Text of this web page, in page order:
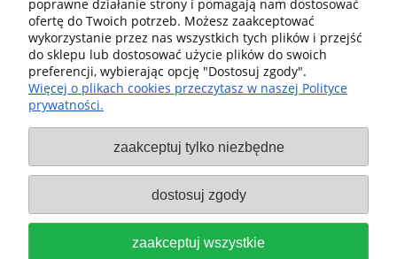
Pomoc
Dostawa i dostawa
Moje konto
Gwarancja i zwroty
O firmie
Sklep fx-shop24.com | ul. Henryka Pobożnego 10, Krosno
Odrzańskie 66-600, woj. lubuskie | tel:607544533
poprawne działanie strony i pomagają nam dostosować
ofertę do Twoich potrzeb. Możesz zaakceptować
wykorzystanie przez nas wszystkich tych plików i przejść
do sklepu lub dostosować użycie plików do swoich
preferencji, wybierając opcję "Dostosuj zgody".
Więcej o plikach cookies przeczytasz w naszej Polityce
prywatności.
zaakceptuj tylko niezbędne
dostosuj zgody
zaakceptuj wszystkie